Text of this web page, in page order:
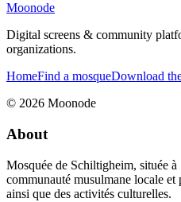
Moonode
Digital screens & community
organizations.
HomeFind a mosqueDownload
© 2026 Moonode
About
Mosquée de Schiltigheim, située
communauté musulmane locale et
ainsi que des activités culturelles.